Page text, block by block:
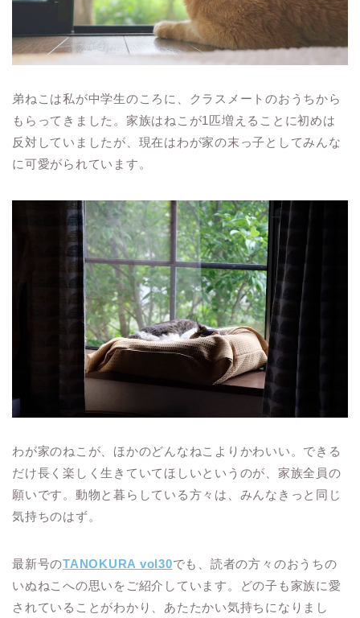
弟ねこは私が中学生のころに、クラスメートのおうちから
もらってきました。家族はねこが1匹増えることに初めは
反対していましたが、現在はわが家の末っ子としてみんな
に可愛がられています。
わが家のねこが、ほかのどんなねこよりかわいい。できる
だけ長く楽しく生きていてほしいというのが、家族全員の
願いです。動物と暮らしている方々は、みんなきっと同じ
気持ちのはず。
最新号のTANOKURA vol30でも、読者の方々のおうちの
いぬねこへの思いをご紹介しています。どの子も家族に愛
されていることがわかり、あたたかい気持ちになりまし